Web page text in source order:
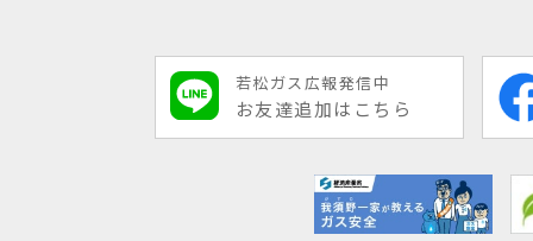
若松ガス広報発信中
お友達追加はこちら